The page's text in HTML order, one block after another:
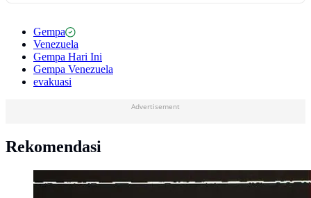
Gempa
Venezuela
Gempa Hari Ini
Gempa Venezuela
evakuasi
Advertisement
Rekomendasi